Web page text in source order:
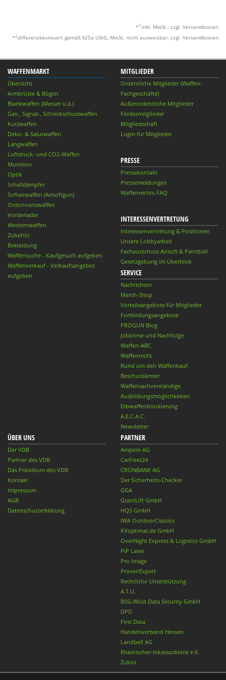
* 1 inkl. MwSt.; zzgl. Versandkosten
*2differenzbesteuert gemäß §25a UStG.;MwSt. nicht ausweisbar; zzgl. Versandkosten
WAFFENMARKT
Übersicht
Armbrüste & Bögen
Blankwaffen (Messer u.ä.)
Gas-, Signal-, Schreckschusswaffen
Kurzwaffen
Deko- & Salutwaffen
Langwaffen
Luftdruck- und CO2-Waffen
Munition
Optik
Schalldämpfer
Softairwaffen (Airsoftgun)
Ordonnanzwaffen
Vorderlader
Westernwaffen
Zubehör
Bekleidung
Waffensuche - Kaufgesuch aufgeben
Waffenverkauf - Verkaufsangebot
aufgeben
MITGLIEDER
Ordentliche Mitglieder (Waffen-
Fachgeschäfte)
Außerordentliche Mitglieder
Fördermitglieder
Mitgliedschaft
Login für Mitglieder
PRESSE
Pressekontakt
Pressemeldungen
Waffenrechts-FAQ
INTERESSENVERTRETUNG
Interessenvertretung & Positionen
Unsere Lobbyarbeit
Fachausschuss Airsoft & Paintball
Gesetzgebung im Überblick
SERVICE
Nachrichten
Merch-Shop
Vorteilsangebote für Mitglieder
Fortbildungsangebote
PROGUN Blog
Jobbörse und Nachfolge
Waffen-ABC
Waffenrecht
Rund um den Waffenkauf
Beschussämter
Waffensachverständige
Ausbildungsmöglichkeiten
Erbwaffenblockierung
A.E.C.A.C.
Newsletter
ÜBER UNS
Der VDB
Partner des VDB
Das Präsidium des VDB
Kontakt
Impressum
AGB
Datenschutzerklärung
PARTNER
Ampere AG
CarFleet24
CRONBANK AG
Der Sicherheits-Checker
GGA
GrantLift GmbH
HQS GmbH
IWA OutdoorClassics
KVoptimal.de GmbH
OverNight Express & Logistics GmbH
PiP Laser
Pro Image
ProvenExpert
Rechtliche Unterstützung
A.T.U.
BSG-Wüst Data Security GmbH
DPD
First Data
Handelsverband Hessen
Landbell AG
Rheinischer-Inkassodienst e.K.
Zukos